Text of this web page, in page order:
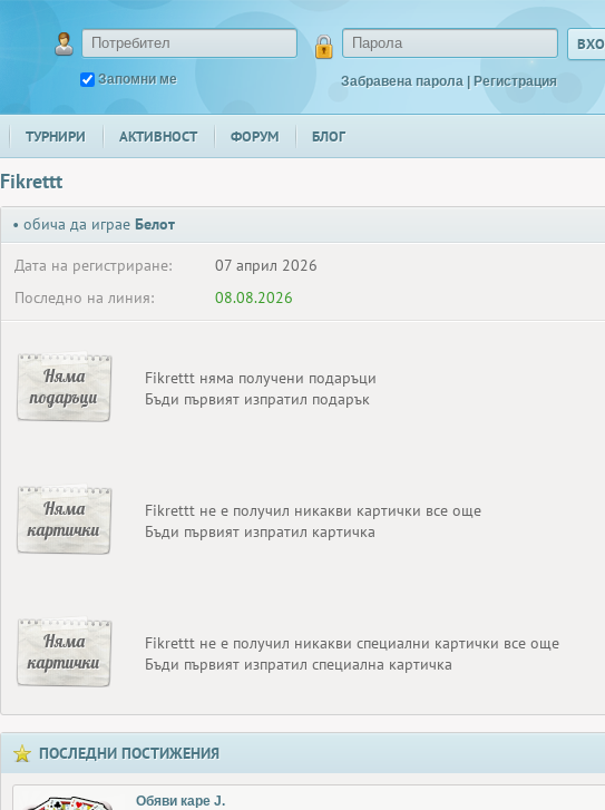
Запомни ме Забравена парола | Регистрация
ТУРНИРИ АКТИВНОСТ ФОРУМ БЛОГ
Fikrettt
• обича да играе Белот
Дата на регистриране:
07 април 2026
Последно на линия:
08.08.2026
Няма
подаръци
Fikrettt няма получени подаръци
Бъди първият изпратил подарък
Няма
картички
Fikrettt не е получил никакви картички все още
Бъди първият изпратил картичка
Няма
картички
Fikrettt не е получил никакви специални картички все още
Бъди първият изпратил специална картичка
ПОСЛЕДНИ ПОСТИЖЕНИЯ
Обяви каре J.